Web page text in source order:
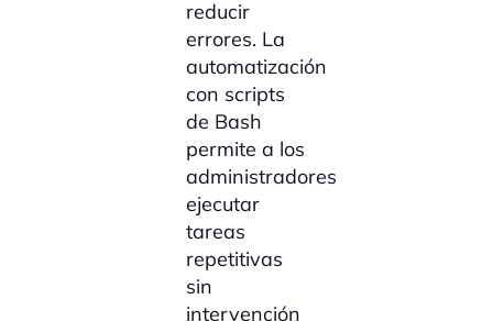
reducir
errores. La
automatización
con scripts
de Bash
permite a los
administradores
ejecutar
tareas
repetitivas
sin
intervención